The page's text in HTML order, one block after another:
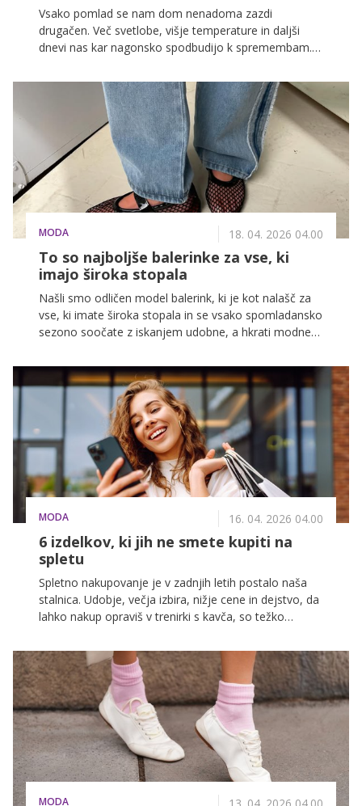
Vsako pomlad se nam dom nenadoma zazdi
drugačen. Več svetlobe, višje temperature in daljši
dnevi nas kar nagonsko spodbudijo k spremembam.
smo jih pozimi nekoliko zanemarili, in razmišljamo o
manjših prenovah, ki pozimi ne pridejo v poštev. A
prav v tem obdobju pogosto ugotovimo, da bistvo ni
le v čiščenju, temveč občutku prostora, v zraku, ki ga
dihamo, in v svetlobi, ki nas spremlja čez dan.
MODA 18. 04. 2026 04.00
To so najboljše balerinke za vse, ki
imajo široka stopala
Našli smo odličen model balerink, ki je kot nalašč za
vse, ki imate široka stopala in se vsako spomladansko
sezono soočate z iskanjem udobne, a hkrati modne
MODA 16. 04. 2026 04.00
6 izdelkov, ki jih ne smete kupiti na
spletu
Spletno nakupovanje je v zadnjih letih postalo naša
stalnica. Udobje, večja izbira, nižje cene in dejstvo, da
lahko nakup opraviš v trenirki s kavča, so težko
je bolje, da si vzamemo čas in izdelek preverimo v
trgovini.
MODA